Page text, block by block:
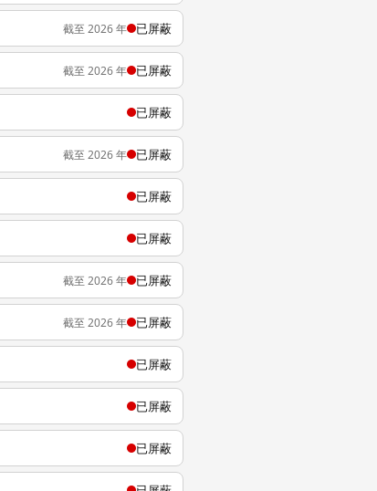
截至 2026 年 已屏蔽
截至 2026 年 已屏蔽
已屏蔽
截至 2026 年 已屏蔽
已屏蔽
已屏蔽
截至 2026 年 已屏蔽
截至 2026 年 已屏蔽
已屏蔽
已屏蔽
已屏蔽